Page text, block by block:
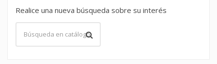
Realice una nueva búsqueda sobre su interés